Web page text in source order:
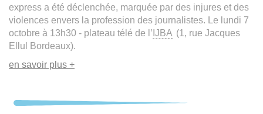
express a été déclenchée, marquée par des injures et des
violences envers la profession des journalistes. Le lundi 7
octobre à 13h30 - plateau télé de l’ IJBA (1, rue Jacques
Ellul Bordeaux).
en savoir plus +